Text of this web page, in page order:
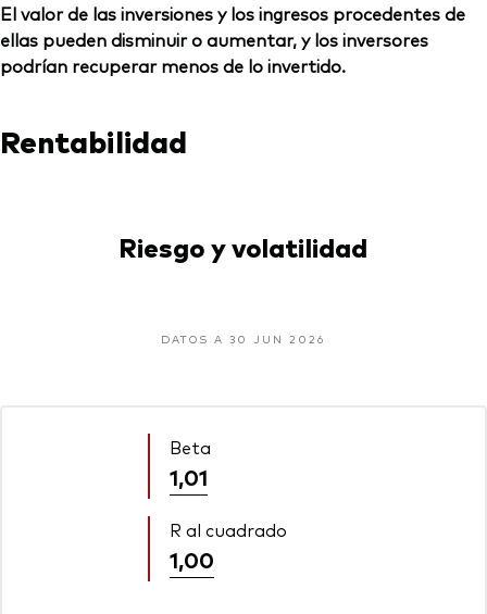
El valor de las inversiones y los ingresos procedentes de
ellas pueden disminuir o aumentar, y los inversores
podrían recuperar menos de lo invertido.
Rentabilidad
Riesgo y volatilidad
DATOS A 30 JUN 2026
Beta
1,01
R al cuadrado
1,00